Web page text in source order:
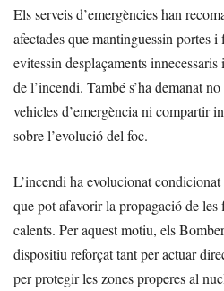
Els serveis d’emergències han
afectades que mantinguessin portes i
evitessin desplaçaments innecessaris
de l’incendi. També s’ha demanat
vehicles d’emergència ni compartir
sobre l’evolució del foc.
L’incendi ha evolucionat
que pot afavorir la propagació de les
calents. Per aquest motiu, els
dispositiu reforçat tant per actuar
per protegir les zones properes al